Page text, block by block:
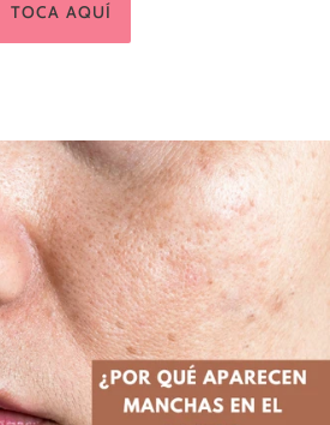
TOCA AQUÍ